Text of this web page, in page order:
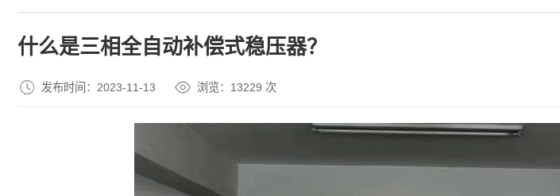
什么是三相全自动补偿式稳压器？
发布时间：2023-11-13 浏览：13229 次